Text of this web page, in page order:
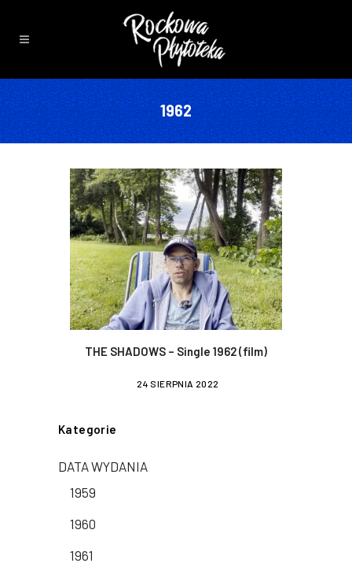
1962
THE SHADOWS – Single 1962 (film)
24 SIERPNIA 2022
Kategorie
DATA WYDANIA
1959
1960
1961